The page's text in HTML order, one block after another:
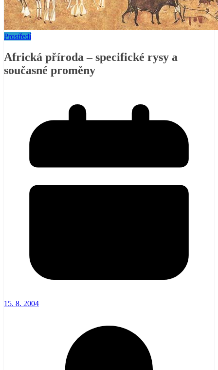
Prostředí
Africká příroda – specifické rysy a
současné proměny
15. 8. 2004